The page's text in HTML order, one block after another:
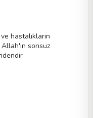
hastalıkların
Allah'ın sonsuz